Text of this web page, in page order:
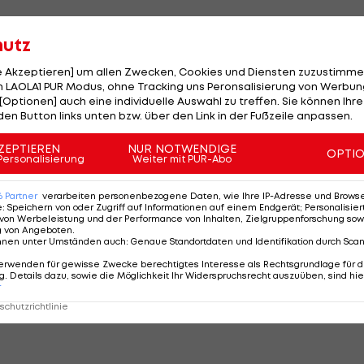
des Verbandbosses im Oktober 2013 nach der
worden.
in Düsseldorf mit dem erneuten
an.
Schottland in Dortmund die EM-Qualifikation, in
die weiteren Kontrahenten sind.
Sepp Herberger und Helmut Schön, die als
und 1974 ebenfalls im Amt blieben - bei den
hatten.
trat nach dem WM-Triumph 1990 ab.
Akzeptieren] um allen Zwecken, Cookies und Diensten
PUR Modus, ohne Tracking uns Peronsalisierung von
auch eine individuelle Auswahl zu treffen. Sie können
Button links unten bzw. über den Link in der Fußzeile anpassen.
NUR NOTWENDIGE
Weiter mit PUR-Abo
Partner verarbeiten personenbezogene Daten, wie Ihre IP-Adresse und
: Speichern von oder Zugriff auf Informationen auf einem Endgerät;
Werbeleistung und der Performance von Inhalten, Zielgruppenforschung
von Angeboten
unter Umständen auch: Genaue Standortdaten und Identifikation durch
für gewisse Zwecke berechtigtes Interesse als Rechtsgrundlage für
Details dazu, sowie die Möglichkeit Ihr Widerspruchsrecht auszuüben, sind